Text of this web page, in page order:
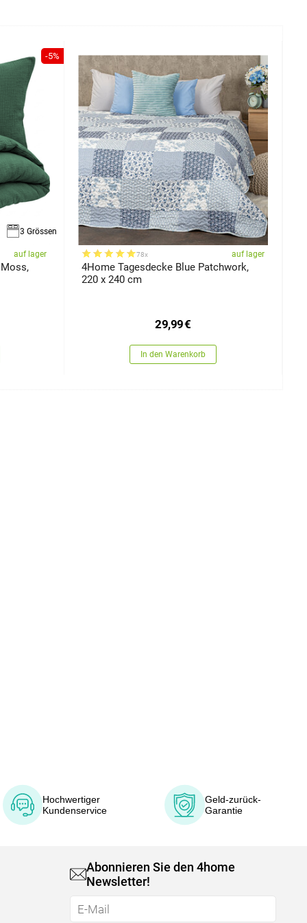
-5%
3 Grössen
auf lager 78x auf lager
4Home Tagesdecke Blue Patchwork,
220 x 240 cm
29,99€
In den Warenkorb
Hochwertiger
Kundenservice
Geld-zurück-
Garantie
Abonnieren Sie den 4home
Newsletter!